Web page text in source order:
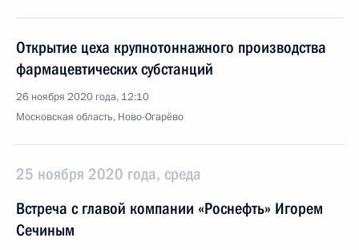
Открытие цеха крупнотоннажного производства
фармацевтических субстанций
26 ноября 2020 года, 12:10
Московская область, Ново-Огарёво
25 ноября 2020 года, среда
Встреча с главой компании «Роснефть» Игорем
Сечиным